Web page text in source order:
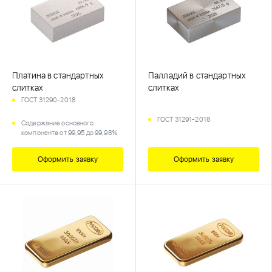
Платина в стандартных
слитках
ГОСТ 31290-2018
Содержание основного
компонента от 99,95 до 99,98%
Оформить заявку
Палладий в стандартных
слитках
ГОСТ 31291-2018
Оформить заявку